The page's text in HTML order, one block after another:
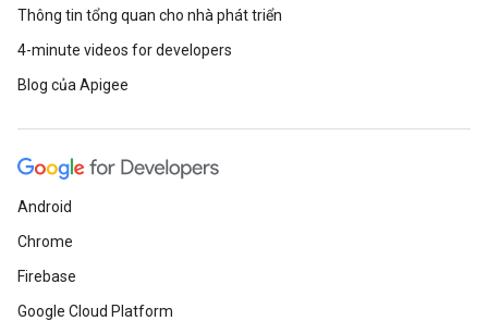
Thông tin tổng quan cho nhà phát triển
4-minute videos for developers
Blog của Apigee
Android
Chrome
Firebase
Google Cloud Platform